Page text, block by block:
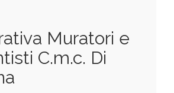
Muratori e
C.m.c. Di